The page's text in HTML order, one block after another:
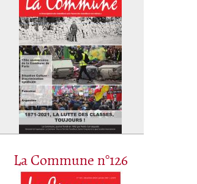
La Commune n°126